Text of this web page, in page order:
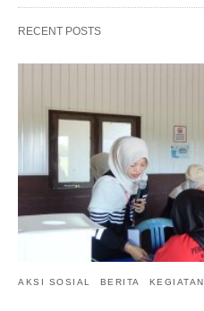
RECENT POSTS
AKSI SOSIAL BERITA